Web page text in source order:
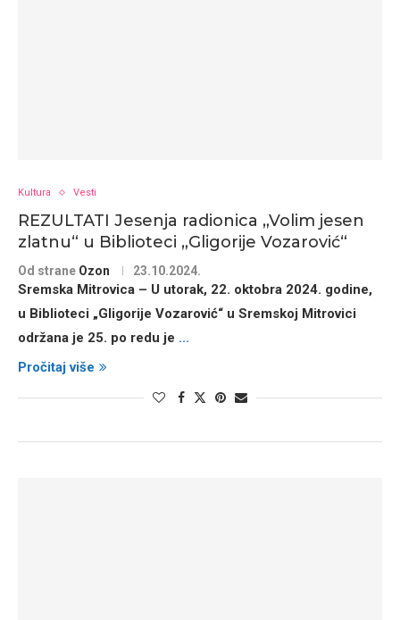
Kultura Vesti
REZULTATI Jesenja radionica „Volim jesen
zlatnu“ u Biblioteci „Gligorije Vozarović“
Od strane Ozon 23.10.2024.
Sremska Mitrovica – U utorak, 22. oktobra 2024. godine,
u Biblioteci „Gligorije Vozarović“ u Sremskoj Mitrovici
održana je 25. po redu je ...
Pročitaj više